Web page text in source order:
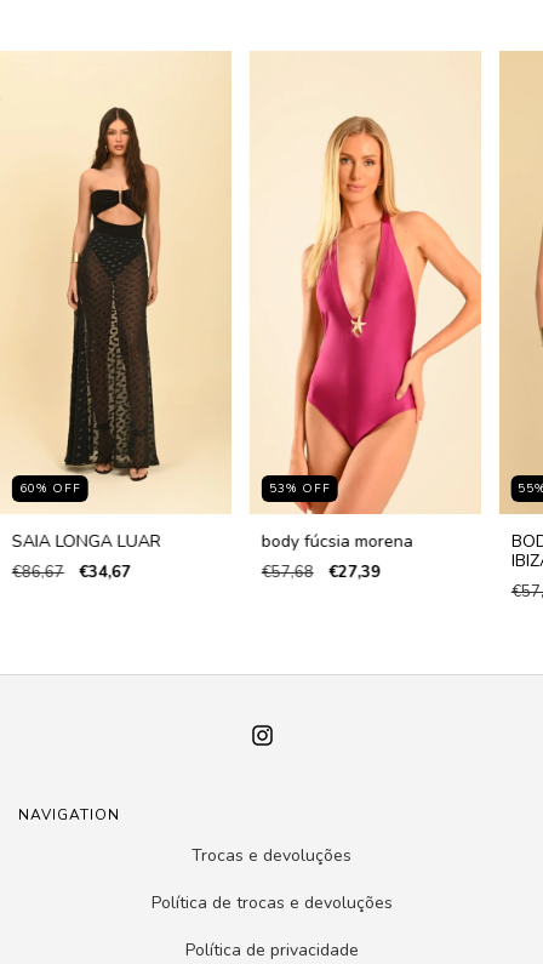
60% OFF
SAIA LONGA LUAR
€86,67 €34,67
53% OFF
body fúcsia morena
€57,68 €27,39
55
NAVIGATION
Trocas e devoluções
Política de trocas e devoluções
Política de privacidade